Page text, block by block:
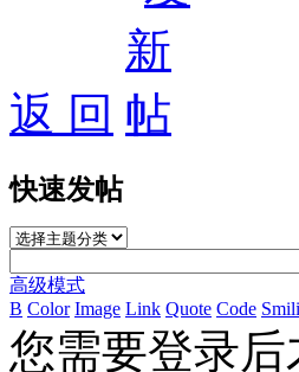
返 回
快速发帖
高级模式
B Color Image Link Quote Code
您需要登录